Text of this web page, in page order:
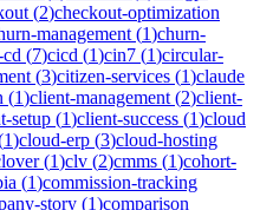
(2)checkout-optimization
management (1)churn-
(7)cicd (1)cin7 (1)circular-
(3)citizen-services (1)claude
(1)client-management (2)client-
setup (1)client-success (1)cloud
1)cloud-erp (3)cloud-hosting
(1)clv (2)cmms (1)cohort-
(1)commission-tracking
story (1)comparison